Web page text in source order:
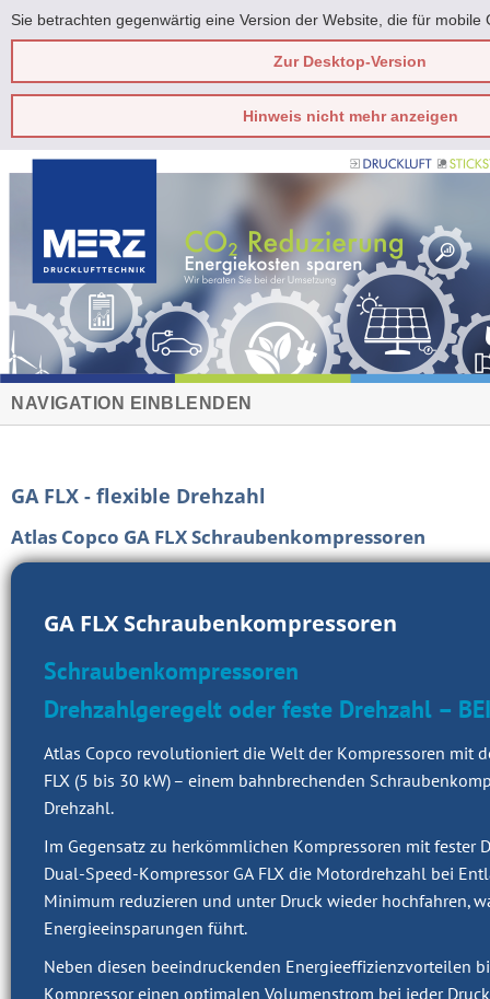
Sie betrachten gegenwärtig eine Version der Website, die für mobile
Zur Desktop-Version
Hinweis nicht mehr anzeigen
NAVIGATION EINBLENDEN
GA FLX - flexible Drehzahl
Atlas Copco GA FLX Schraubenkompressoren
GA FLX Schraubenkompressoren
Schraubenkompressoren
Drehzahlgeregelt oder feste Drehzahl –
Atlas Copco revolutioniert die Welt der Kompressoren mit
FLX (5 bis 30 kW) – einem bahnbrechenden
Drehzahl.
Im Gegensatz zu herkömmlichen Kompressoren mit fester
Dual-Speed-Kompressor GA FLX die Motordrehzahl bei
Minimum reduzieren und unter Druck wieder hochfahren,
Energieeinsparungen führt.
Neben diesen beeindruckenden Energieeffizienzvorteilen
Kompressor einen optimalen Volumenstrom bei jeder